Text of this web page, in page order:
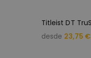
desde 23,75 €